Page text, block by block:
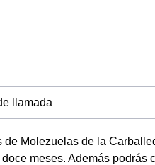
llamada
Molezuelas de la
meses. Además